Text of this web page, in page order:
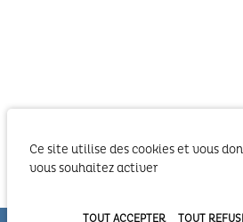
Ce site utilise des cookies et vous
vous souhaitez activer
TOUT ACCEPTER TOUT